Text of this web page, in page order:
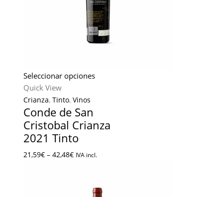
Seleccionar opciones
Quick View
Crianza, Tinto, Vinos
Conde de San
Cristobal Crianza
2021 Tinto
21,59€– 42,48€ IVA incl.